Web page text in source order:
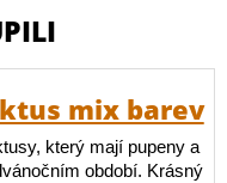
mix barev
který mají pupeny a
období. Krásný